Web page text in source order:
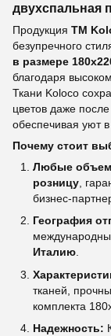
двухспальная
Продукция ТМ
безупречного
в размере
благодаря
Ткани Koloco
цветов даже
обеспечивая уют
Почему стоит
Любые
розницу ,
бизнес-
География
Италию.
тканей,
комплекта
Надежность: